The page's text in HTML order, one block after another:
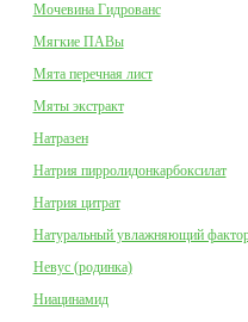
Мочевина Гидрованс
Мягкие ПАВы
Мята перечная лист
Мяты экстракт
Натразен
Натрия пирролидонкарбоксилат
Натрия цитрат
Натуральный увлажняющий
Невус (родинка)
Ниацинамид